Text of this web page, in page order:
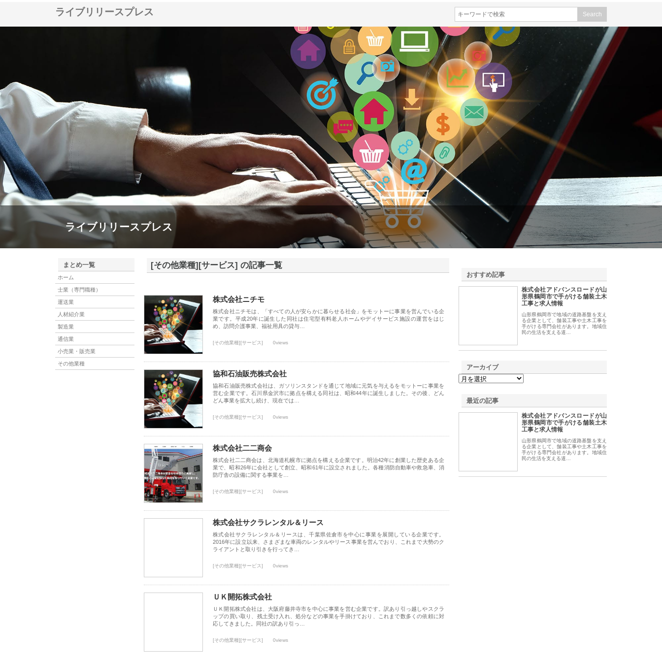
ライブリリースプレス
ライブリリースプレス
まとめ一覧
ホーム
士業（専門職種）
運送業
人材紹介業
製造業
通信業
小売業・販売業
その他業種
[その他業種][サービス] の記事一覧
株式会社ニチモ
株式会社ニチモは、「すべての人が安らかに暮らせる社会」をモットーに事業を営んでいる企
業です。平成20年に誕生した同社は住宅型有料老人ホームやデイサービス施設の運営をはじ
め、訪問介護事業、福祉用具の貸与…
[その他業種][サービス] 0views
協和石油販売株式会社
協和石油販売株式会社は、ガソリンスタンドを通じて地域に元気を与えるをモットーに事業を
営む企業です。石川県金沢市に拠点を構える同社は、昭和44年に誕生しました。その後、どん
どん事業を拡大し続け、現在では…
[その他業種][サービス] 0views
株式会社二二商会
株式会社二二商会は、北海道札幌市に拠点を構える企業です。明治42年に創業した歴史ある企
業で、昭和26年に会社として創立、昭和61年に設立されました。各種消防自動車や救急車、消
防庁舎の設備に関する事業を…
[その他業種][サービス] 0views
株式会社サクラレンタル＆リース
株式会社サクラレンタル＆リースは、千葉県佐倉市を中心に事業を展開している企業です。
2016年に設立以来、さまざまな車両のレンタルやリース事業を営んでおり、これまで大勢のク
ライアントと取り引きを行ってき…
[その他業種][サービス] 0views
ＵＫ開拓株式会社
ＵＫ開拓株式会社は、大阪府藤井寺市を中心に事業を営む企業です。訳あり引っ越しやスクラ
ップの買い取り、残土受け入れ、処分などの事業を手掛けており、これまで数多くの依頼に対
応してきました。同社の訳あり引っ…
[その他業種][サービス] 0views
おすすめ記事
株式会社アドバンスロードが山
形県鶴岡市で手がける舗装土木
工事と求人情報
山形県鶴岡市で地域の道路基盤を支え
る企業として、舗装工事や土木工事を
手がける専門会社があります。地域住
民の生活を支える道…
アーカイブ
最近の記事
株式会社アドバンスロードが山
形県鶴岡市で手がける舗装土木
工事と求人情報
山形県鶴岡市で地域の道路基盤を支え
る企業として、舗装工事や土木工事を
手がける専門会社があります。地域住
民の生活を支える道…